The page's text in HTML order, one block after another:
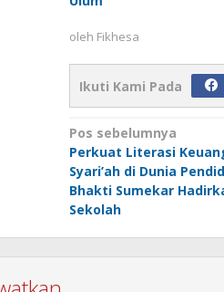
oleh Fikhesa
Ikuti Kami Pada
Navigasi
pos
Pos sebelumnya
Perkuat Literasi
Syari’ah di Dunia
Bhakti Sumekar
Sekolah